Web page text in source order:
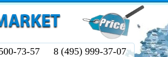
73-57 8 (495) 999-37-07